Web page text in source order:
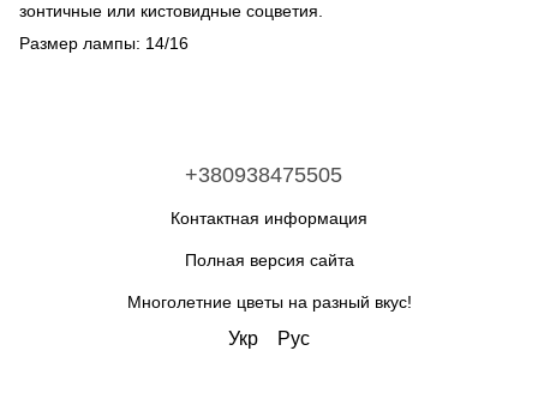
зонтичные или кистовидные соцветия.
Размер лампы: 14/16
+380938475505
Контактная информация
Полная версия сайта
Многолетние цветы на разный вкус!
Укр Рус